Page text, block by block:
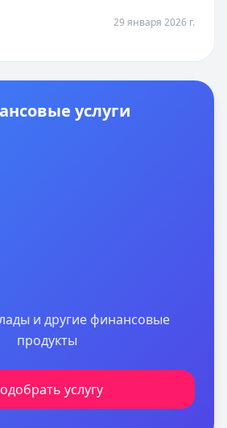
29 января 2026 г.
услуги
и другие финансовые
продукты
услугу